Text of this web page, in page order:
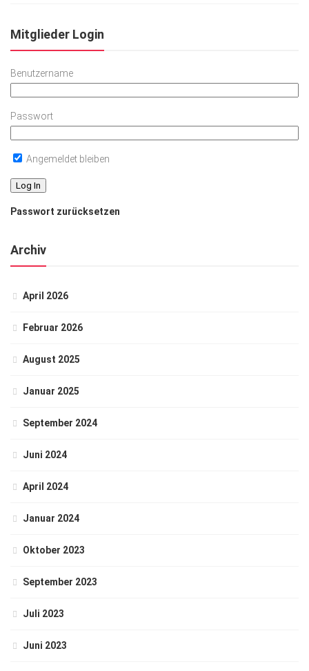
Mitglieder Login
Benutzername
Passwort
Angemeldet bleiben
Passwort zurücksetzen
Archiv
April 2026
Februar 2026
August 2025
Januar 2025
September 2024
Juni 2024
April 2024
Januar 2024
Oktober 2023
September 2023
Juli 2023
Juni 2023